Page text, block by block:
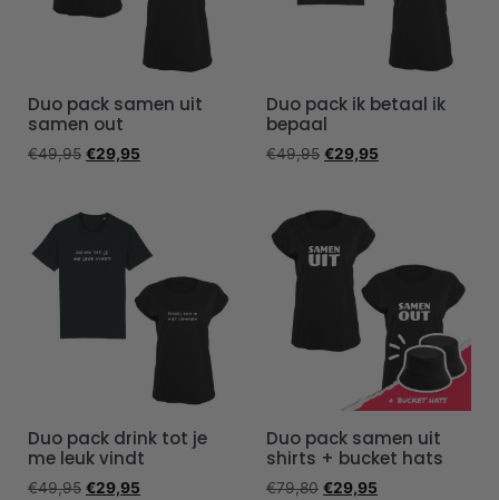
Duo pack samen uit
samen out
€49,95 €29,95
Duo pack ik betaal ik
bepaal
€49,95 €29,95
Duo pack drink tot je
me leuk vindt
€49,95 €29,95
Duo pack samen uit
shirts + bucket hats
€79,80 €29,95